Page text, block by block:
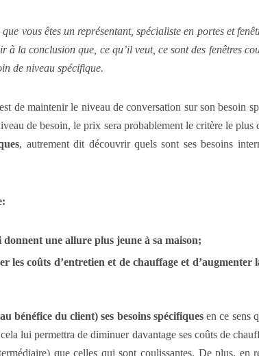
vous êtes un représentant, spécialiste en portes et
la conclusion que, ce qu’il veut, ce sont des fenêtres
de niveau spécifique.
de maintenir le niveau de conversation sur son besoin
de besoin, le prix sera probablement le critère le plus
, autrement dit découvrir quels sont ses besoins
donnent une allure plus jeune à sa maison;
les coûts d’entretien et de chauffage et d’augmenter
bénéfice du client) ses besoins spécifiquesen ce sens
lui permettra de diminuer davantage ses coûts de
que celles qui sont coulissantes. De plus, en